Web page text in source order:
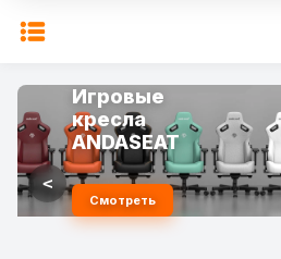
Игровые
кресла
ANDASEAT
Смотреть
<